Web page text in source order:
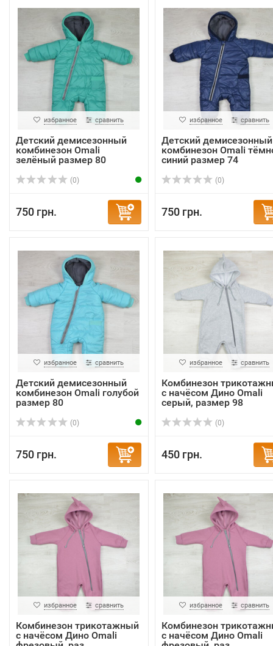
избранное сравнить
Детский демисезонный
комбинезон Omali
зелёный размер 80
(0)
750 грн.
избранное сравнить
Детский демисезонный
комбинезон Omali
синий размер 74
(0)
750 грн.
избранное сравнить
Детский демисезонный
комбинезон Omali голубой
размер 80
(0)
750 грн.
избранное сравнить
Комбинезон
с начёсом Дино Omali
серый, размер 98
(0)
450 грн.
избранное сравнить
Комбинезон трикотажный
с начёсом Дино Omali
избранное сравнить
Комбинезон
с начёсом Дино Omali